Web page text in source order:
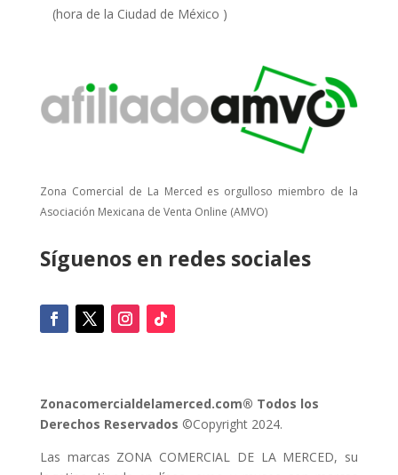
(hora de la Ciudad de México )
Zona Comercial de La Merced es orgulloso miembro de la
Asociación Mexicana de Venta Online (AMVO)
Síguenos en redes sociales
Zonacomercialdelamerced.com® Todos los
Derechos Reservados ©Copyright 2024.
Las marcas ZONA COMERCIAL DE LA MERCED, su